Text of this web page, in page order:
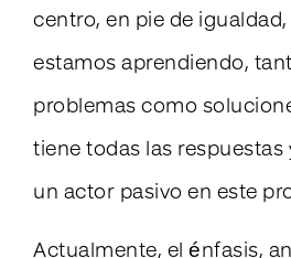
centro, en pie de
estamos aprendiendo,
problemas como
tiene todas las respuestas
un actor pasivo en este
Actualmente, el énfasis,